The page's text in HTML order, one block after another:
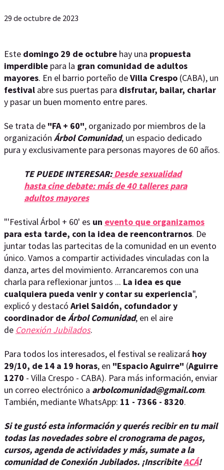
29 de octubre de 2023
Este domingo 29 de octubre hay una propuesta
imperdible para la gran comunidad de adultos
mayores. En el barrio porteño deVilla Crespo (CABA), un
festival abre sus puertas para disfrutar, bailar, charlar
y pasar un buen momento entre pares.
Se trata de "FA + 60", organizado por miembros de la
organización Árbol Comunidad, un espacio dedicado
pura y exclusivamente para personas mayores de 60 años.
TE PUEDE INTERESAR:Desde sexualidad
hasta cine debate: más de 40 talleres para
adultos mayores
"'Festival Árbol + 60' es un evento que organizamos
para esta tarde, con la idea de reencontrarnos. De
juntar todas las partecitas de la comunidad en un evento
único. Vamos a compartir actividades vinculadas con la
danza, artes del movimiento. Arrancaremos con una
charla para reflexionar juntos ... La idea es que
cualquiera pueda venir y contar su experiencia",
explicó y destacó Ariel Saidón, cofundador y
coordinador deÁrbol Comunidad, en el aire
de Conexión Jubilados.
Para todos los interesados, el festival se realizará hoy
29/10, de 14 a 19 horas, en "Espacio Aguirre" (Aguirre
1270 - Villa Crespo - CABA). Para más información, enviar
un correo electrónico a arbolcomunidad@gmail.com.
También, mediante WhatsApp: 11 - 7366 - 8320.
Si te gustó esta información y querés recibir en tu mail
todas las novedades sobre el cronograma de pagos,
cursos, agenda de actividades y más, sumate a la
comunidad de Conexión Jubilados. ¡InscribiteACÁ!